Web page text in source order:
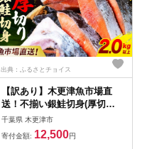
出典：ふるさとチョイス
【訳あり】木更津魚市場直
送！不揃い銀鮭切身(厚切
り)2.1㎏以上 ふるさと納税 鮭
切り身 低塩 カマ 木更津魚市
場 直送 訳あり 銀鮭 切身 厚
千葉県 木更津市
寄付金額: 12,500円